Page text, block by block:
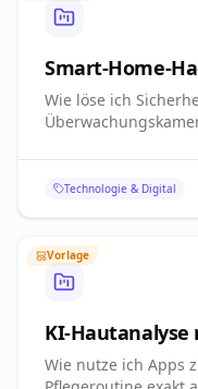
Wie löse ich
Netzwerke?
Technologie & Digital
Wie nutze ich Apps
Pflegeroutine exakt
abzustimmen?